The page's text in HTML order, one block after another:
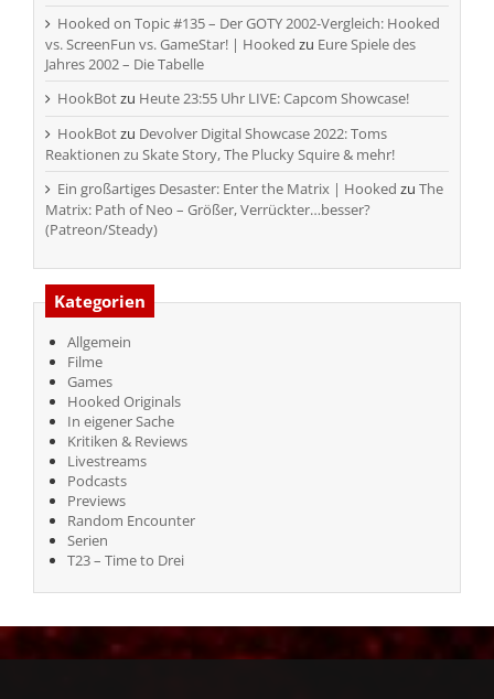
Hooked on Topic #135 – Der GOTY 2002-Vergleich: Hooked
vs. ScreenFun vs. GameStar! | Hooked zu Eure Spiele des
Jahres 2002 – Die Tabelle
HookBotzu Heute 23:55 Uhr LIVE: Capcom Showcase!
HookBotzu Devolver Digital Showcase 2022: Toms
Reaktionen zu Skate Story, The Plucky Squire & mehr!
Ein großartiges Desaster: Enter the Matrix | Hooked zu The
Matrix: Path of Neo – Größer, Verrückter…besser?
(Patreon/Steady)
Kategorien
Allgemein
Filme
Games
Hooked Originals
In eigener Sache
Kritiken & Reviews
Livestreams
Podcasts
Previews
Random Encounter
Serien
T23 – Time to Drei